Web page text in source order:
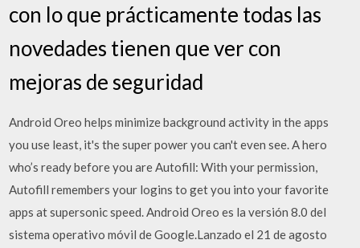
con lo que prácticamente todas las
novedades tienen que ver con
mejoras de seguridad
Android Oreo helps minimize background activity in the apps
you use least, it's the super power you can't even see. A hero
who’s ready before you are Autofill: With your permission,
Autofill remembers your logins to get you into your favorite
apps at supersonic speed. Android Oreo es la versión 8.0 del
sistema operativo móvil de Google.Lanzado el 21 de agosto